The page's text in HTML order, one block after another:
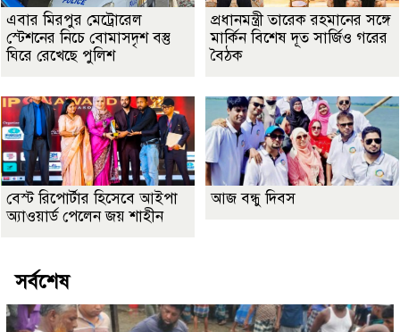
এবার মিরপুর মেট্রোরেল
স্টেশনের নিচে বোমাসদৃশ বস্তু
ঘিরে রেখেছে পুলিশ
প্রধানমন্ত্রী তারেক রহমানের সঙ্গে
মার্কিন বিশেষ দূত সার্জিও গরের
বৈঠক
বেস্ট রিপোর্টার হিসেবে আইপা
অ্যাওয়ার্ড পেলেন জয় শাহীন
আজ বন্ধু দিবস
সর্বশেষ